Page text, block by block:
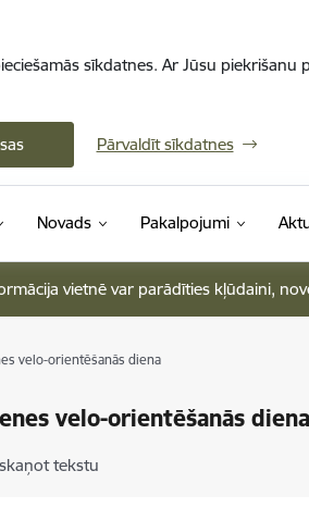
sīkdatnes. Ar Jūsu
Pārvaldīt sīkdatnes
Novads Pakalpojumi
vietnē var parādīties kļūdaini,
velo-orientēšanās diena
velo-orientēšanās diena
tekstu